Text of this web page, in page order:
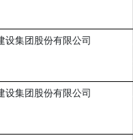
设集团股份有限公司
设集团股份有限公司